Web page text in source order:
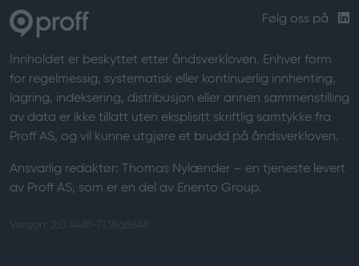
Følg oss på
Innholdet er beskyttet etter åndsverkloven. Enhver form
for regelmessig, systematisk eller kontinuerlig innhenting,
lagring, indeksering, distribusjon eller annen sammenstilling
av data er ikke tillatt uten eksplisitt skriftlig samtykke fra
Proff AS, og vil kunne utgjøre et brudd på åndsverkloven.
Ansvarlig redaktør: Thomas Nylænder – en tjeneste levert
av Proff AS, som er en del av Enento Group.
Versjon: 2.0.4481-7138a8648